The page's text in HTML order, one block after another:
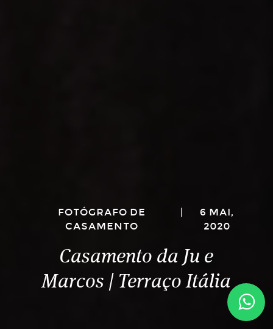
FOTÓGRAFO DE
CASAMENTO
6 MAI,
2020
Casamento da Ju e
Marcos | Terraço Itália